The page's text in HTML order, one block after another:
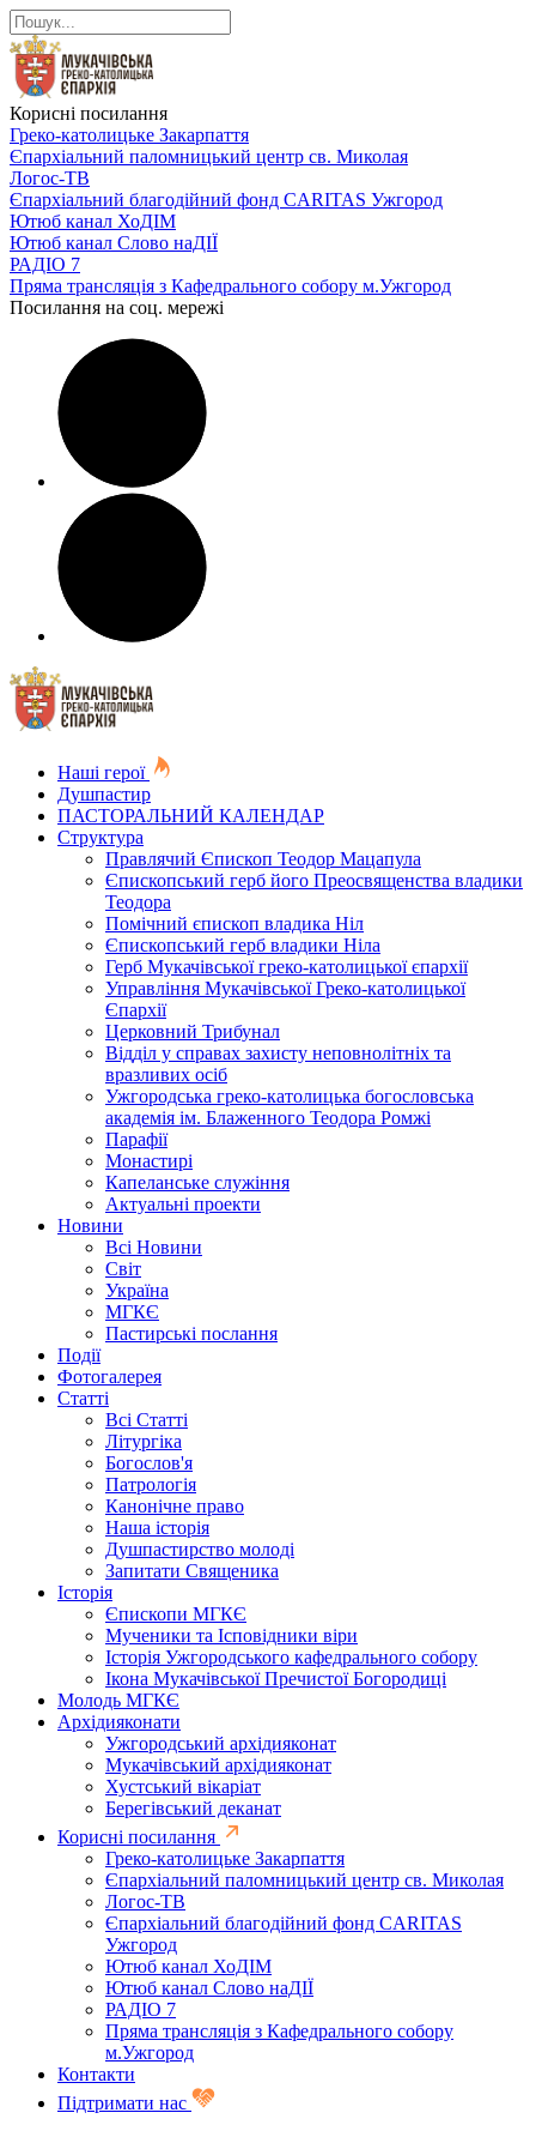
Корисні посилання
Греко-католицьке Закарпаття
Єпархіальний паломницький центр св. Миколая
Логос-ТВ
Єпархіальний благодійний фонд CARITAS Ужгород
Ютюб канал ХоДІМ
Ютюб канал Слово наДІЇ
РАДІО 7
Пряма трансляція з Кафедрального собору м.Ужгород
Посилання на соц. мережі
Наші герої
Душпастир
ПАСТОРАЛЬНИЙ КАЛЕНДАР
Структура
Правлячий Єпископ Теодор Мацапула
Єпископський герб його Преосвященства владики
Теодора
Помічний єпископ владика Ніл
Єпископський герб владики Ніла
Герб Мукачівської греко-католицької єпархії
Управління Мукачівської Греко-католицької
Єпархії
Церковний Трибунал
Відділ у справах захисту неповнолітніх та
вразливих осіб
Ужгородська греко-католицька богословська
академія ім. Блаженного Теодора Ромжі
Парафії
Монастирі
Капеланське служіння
Актуальні проекти
Новини
Всі Новини
Світ
Україна
МГКЄ
Пастирські послання
Події
Фотогалерея
Статті
Всі Статті
Літургіка
Богослов'я
Патрологія
Канонічне право
Наша історія
Душпастирство молоді
Запитати Священика
Історія
Єпископи МГКЄ
Мученики та Ісповідники віри
Історія Ужгородського кафедрального собору
Ікона Мукачівської Пречистої Богородиці
Молодь МГКЄ
Архідияконати
Ужгородський архідияконат
Мукачівський архідияконат
Хустський вікаріат
Берегівський деканат
Корисні посилання
Греко-католицьке Закарпаття
Єпархіальний паломницький центр св. Миколая
Логос-ТВ
Єпархіальний благодійний фонд CARITAS
Ужгород
Ютюб канал ХоДІМ
Ютюб канал Слово наДІЇ
РАДІО 7
Пряма трансляція з Кафедрального собору
м.Ужгород
Контакти
Підтримати нас